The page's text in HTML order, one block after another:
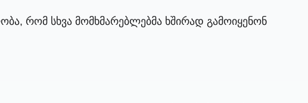
რომ სხვა მომხმარებლებმა ხშირად გამოიყენონ